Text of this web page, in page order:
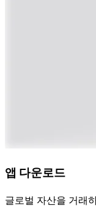
앱 다운로드
글로벌 자산을 거래